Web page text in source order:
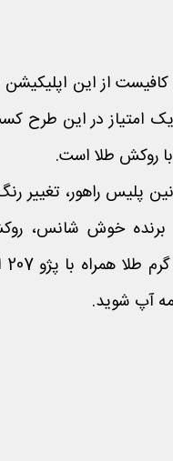
از این
گرم طلا یک امتیاز در این
پلیس راهور، تغییر
برنده خوش شانس،
آپ شوید.